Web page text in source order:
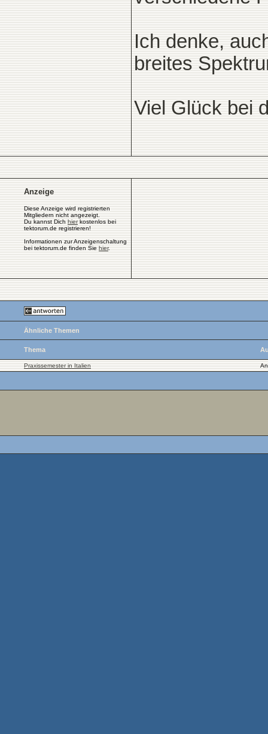
Ich denke,
breites
Viel Glück bei
Anzeige
Diese Anzeige wird registrierten
Mitgliedern nicht angezeigt.
Du kannst Dich hierkostenlos bei
tektorum.de registrieren!
Informationen zur Anzeigenschaltung
bei tektorum.de finden Sie hier.
Ähnliche Themen
Thema
Praxissemester in Italien